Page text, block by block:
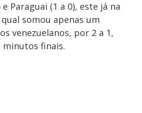
e Paraguai (1 a 0), este já na
somou apenas um
venezuelanos, por 2 a 1,
minutos finais.